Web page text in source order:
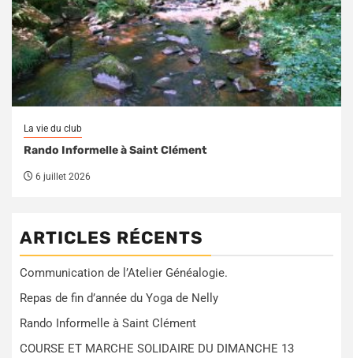
La vie du club
Rando Informelle à Saint Clément
6 juillet 2026
ARTICLES RÉCENTS
Communication de l’Atelier Généalogie.
Repas de fin d’année du Yoga de Nelly
Rando Informelle à Saint Clément
COURSE ET MARCHE SOLIDAIRE DU DIMANCHE 13